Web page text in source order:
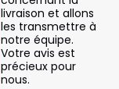
livraison et allons
les transmettre à
notre équipe.
Votre avis est
précieux pour
nous.